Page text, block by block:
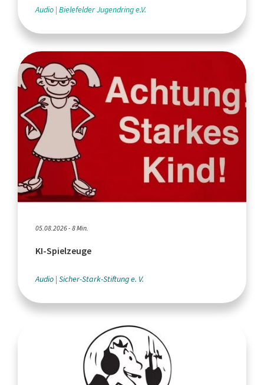
Audio Bielefelder Jugendring e.V.
05.08.2026 - 8 Min.
KI-Spielzeuge
Audio Sicher-Stark-Stiftung e. V.